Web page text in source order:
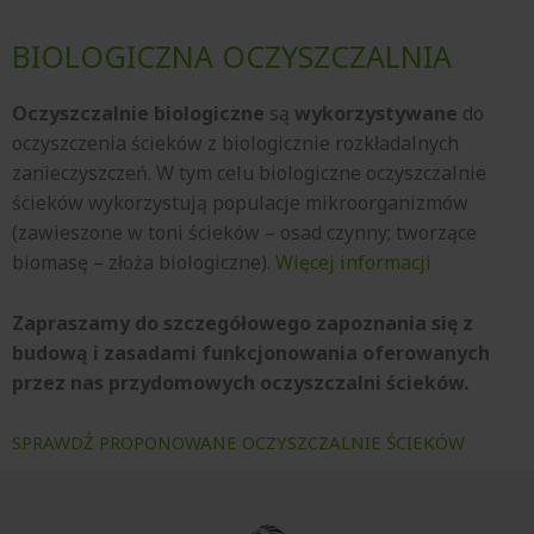
BIOLOGICZNA OCZYSZCZALNIA
Oczyszczalnie biologiczne są wykorzystywane do
oczyszczenia ścieków z biologicznie rozkładalnych
zanieczyszczeń. W tym celu biologiczne oczyszczalnie
ścieków wykorzystują populacje mikroorganizmów
(zawieszone w toni ścieków – osad czynny; tworzące
biomasę – złoża biologiczne). Więcej informacji
Zapraszamy do szczegółowego zapoznania się z
budową i zasadami funkcjonowania oferowanych
przez nas przydomowych oczyszczalni ścieków.
SPRAWDŹ PROPONOWANE OCZYSZCZALNIE ŚCIEKÓW